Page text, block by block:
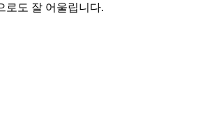
로도 잘 어울립니다.